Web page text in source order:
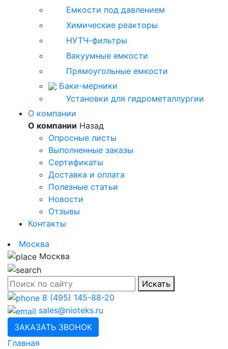
Емкости под давлением
Химические реакторы
НУТЧ-фильтры
Вакуумные емкости
Прямоугольные емкости
Баки-мерники
Установки для гидрометаллургии
О компании
О компании Назад
Опросные листы
Выполненные заказы
Сертификаты
Доставка и оплата
Полезные статьи
Новости
Отзывы
Контакты
Москва
Москва
Искать
8 (495) 145-88-20
sales@nioteks.ru
ЗАКАЗАТЬ ЗВОНОК
Главная